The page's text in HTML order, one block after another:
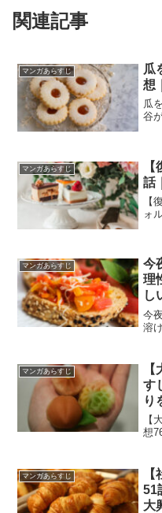
関連記事
マンガあらすじ
瓜
想
瓜
谷
マンガあらすじ
話
【
ォ
マンガあらすじ
今
理
し
今
溶
マンガあらすじ
す
り
【
想
マンガあらすじ
51
大